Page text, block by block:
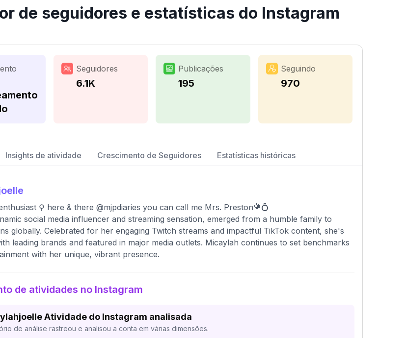
de seguidores e estatísticas do Instagram
Seguidores
6.1K
Publicações
195
Seguindo
970
Insights de atividade Crescimento de Seguidores Estatísticas históricas
⚲ here & there @mjpdiaries you can call me Mrs. Preston💐💍
social media influencer and streaming sensation, emerged from a humble family to
globally. Celebrated for her engaging Twitch streams and impactful TikTok content, she's
leading brands and featured in major media outlets. Micaylah continues to set benchmarks
with her unique, vibrant presence.
de atividades no Instagram
Atividade do Instagram analisada
de análise rastreou e analisou a conta em várias dimensões.